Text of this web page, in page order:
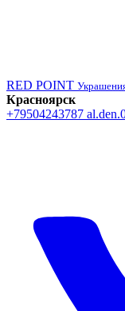
RED POINT
Красноярск
+79504243787